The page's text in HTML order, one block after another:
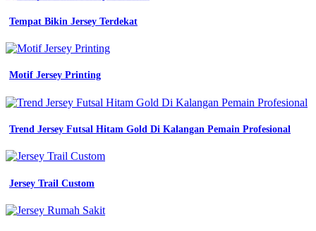
Tempat Bikin Jersey Terdekat
Motif Jersey Printing
Trend Jersey Futsal Hitam Gold Di Kalangan Pemain Profesional
Jersey Trail Custom